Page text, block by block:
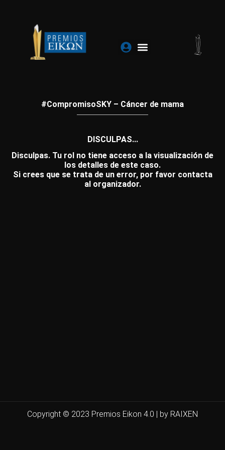
contenido
#CompromisoSKY – Cáncer de mama
DISCULPAS...
Disculpas. Tu rol no tiene acceso a la visualización de
los detalles de este caso.
Si crees que se trata de un error, por favor contacta
al organizador.
Copyright © 2023 Premios Eikon 4.0 | by RAIXEN